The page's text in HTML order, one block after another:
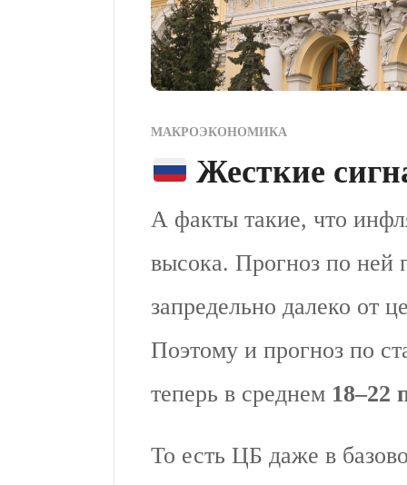
МАКРОЭКОНОМИКА
Жесткие
А факты такие, что
высока. Прогноз по
запредельно далеко от
Поэтому и прогноз по
теперь в среднем 18–22
То есть ЦБ даже в